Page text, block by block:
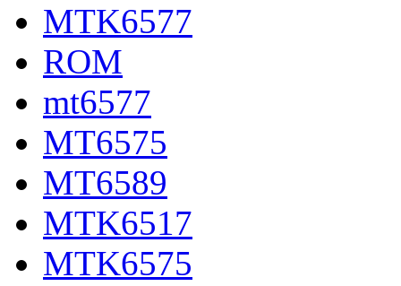
MTK6577
ROM
mt6577
MT6575
MT6589
MTK6517
MTK6575